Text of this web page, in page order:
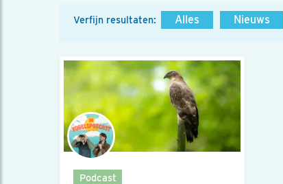
Verfijn resultaten: Alles Nieuws
Podcast